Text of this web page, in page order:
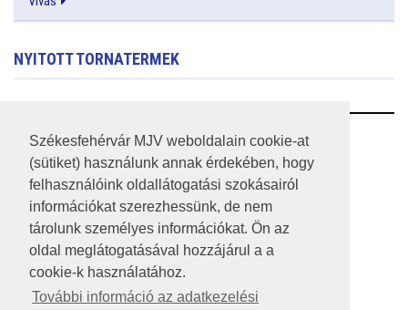
Székesfehérvár MJV weboldalain cookie-at
(sütiket) használunk annak érdekében, hogy
felhasználóink oldallátogatási szokásairól
információkat szerezhessünk, de nem
tárolunk személyes információkat. Ön az
oldal meglátogatásával hozzájárul a a
cookie-k használatához.
További információ az adatkezelési
NYITOTT TORNATERMEK
RSS
A HONLAP 2017.03.31-I ÁLLAPOTA
JOGI NYILATKOZAT
IMPRESSZUM